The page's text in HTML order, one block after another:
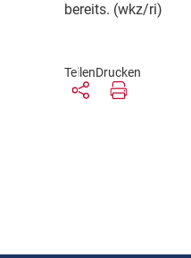
bereits. (wkz/ri)
TeilenDrucken